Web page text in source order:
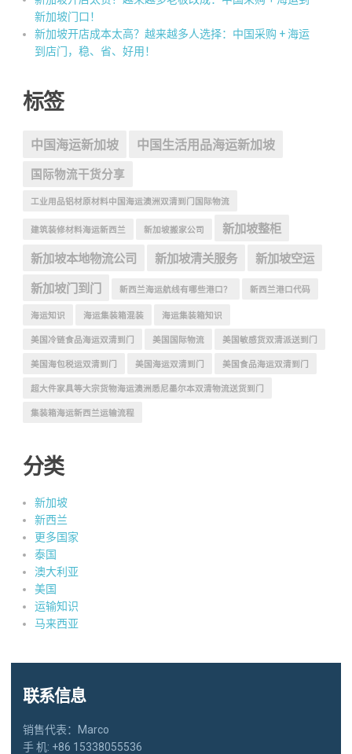
新加坡门口！
新加坡开店成本太高？越来越多人选择：中国采购 + 海运
到店门，稳、省、好用！
标签
中国海运新加坡 中国生活用品海运新加坡
国际物流干货分享
工业用品铝材原材料中国海运澳洲双清到门国际物流
建筑装修材料海运新西兰 新加坡搬家公司 新加坡整柜
新加坡本地物流公司 新加坡清关服务 新加坡空运
新加坡门到门 新西兰海运航线有哪些港口？ 新西兰港口代码
海运知识 海运集装箱混装 海运集装箱知识
美国冷链食品海运双清到门 美国国际物流 美国敏感货双清派送到门
美国海包税运双清到门 美国海运双清到门 美国食品海运双清到门
超大件家具等大宗货物海运澳洲悉尼墨尔本双清物流送货到门
集装箱海运新西兰运输流程
分类
新加坡
新西兰
更多国家
泰国
澳大利亚
美国
运输知识
马来西亚
联系信息
销售代表：Marco
手 机: +86 15338055536